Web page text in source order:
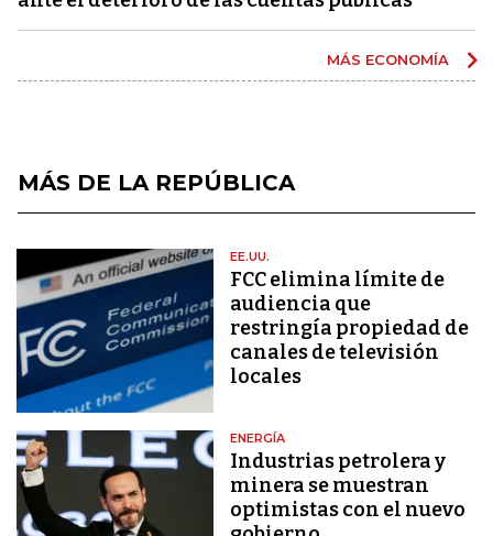
MÁS ECONOMÍA
MÁS DE LA REPÚBLICA
EE.UU.
FCC elimina límite de
audiencia que
restringía propiedad de
canales de televisión
locales
ENERGÍA
Industrias petrolera y
minera se muestran
optimistas con el nuevo